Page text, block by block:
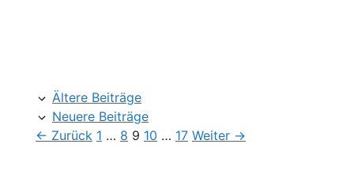
Ältere Beiträge
Neuere Beiträge
← Zurück Seite
1 … Seite
8 Seite
9 Seite
10 … Seite
17 Weiter →